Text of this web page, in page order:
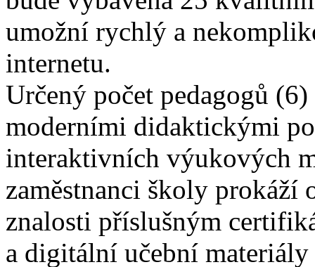
umožní rychlý a
internetu.
Určený počet pedagogů
moderními didaktickými
interaktivních výukových
zaměstnanci školy prokáží
znalosti příslušným
a digitální učební